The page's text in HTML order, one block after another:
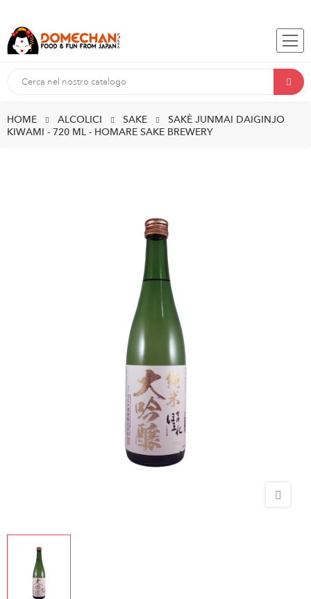
HOME ALCOLICI SAKE
SAKÈ JUNMAI DAIGINJO
KIWAMI - 720 ML - HOMARE SAKE BREWERY